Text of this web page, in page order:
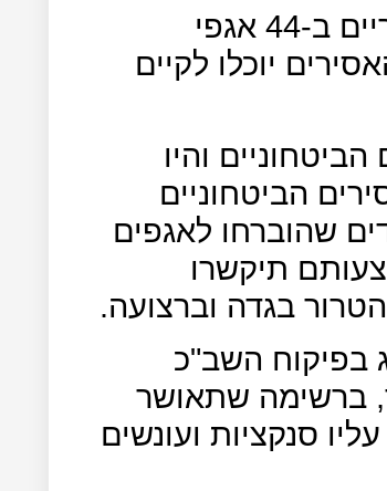
בהתאם להסכם שהושג יותקנו טלפונים ציבוריים ב-44 אגפי
יוכלו לקיים
והיו
הביטחוניים
300 טלפונים ניידים שהוברחו לאגפים
תיקשרו
בגדה וברצועה.
בפיקוח השב"כ
ברשימה שתאושר
סנקציות ועונשים